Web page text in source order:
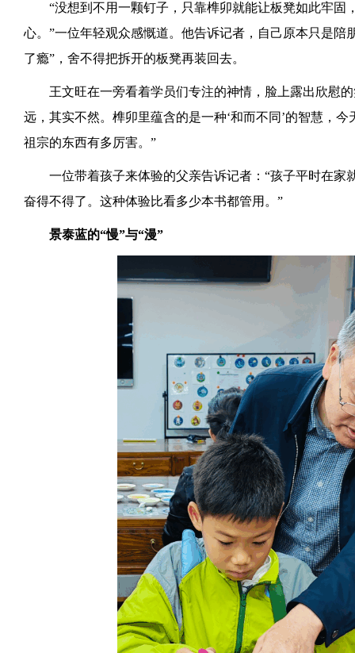
“没想到不用一颗钉子，只靠榫卯就能让板凳如此牢固
心。”一位年轻观众感慨道。他告诉记者，自己原本只是陪
了瘾”，舍不得把拆开的板凳再装回去。
王文旺在一旁看着学员们专注的神情，脸上露出欣慰
远，其实不然。榫卯里蕴含的是一种‘和而不同’的智慧，
祖宗的东西有多厉害。”
一位带着孩子来体验的父亲告诉记者：“孩子平时在家
奋得不得了。这种体验比看多少本书都管用。”
景泰蓝的“慢”与“漫”